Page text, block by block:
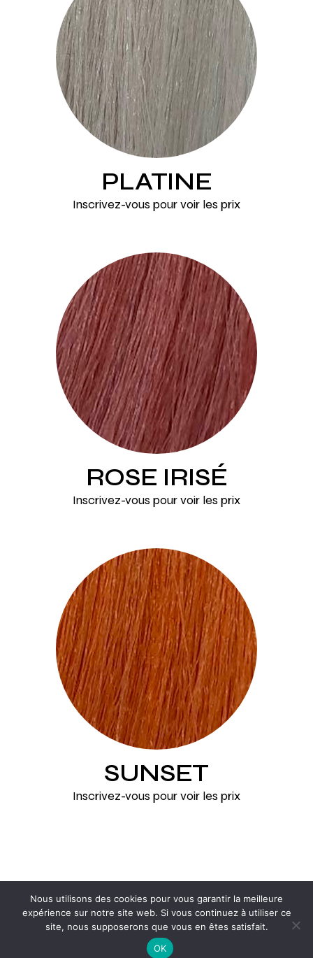
PLATINE
Inscrivez-vous pour voir les prix
ROSE IRISÉ
Inscrivez-vous pour voir les prix
SUNSET
Inscrivez-vous pour voir les prix
© 2011-2025KHOSS, All Rights Reserved
Nous utilisons des cookies pour vous garantir la meilleure
expérience sur notre site web. Si vous continuez à utiliser ce
site, nous supposerons que vous en êtes satisfait.
OK